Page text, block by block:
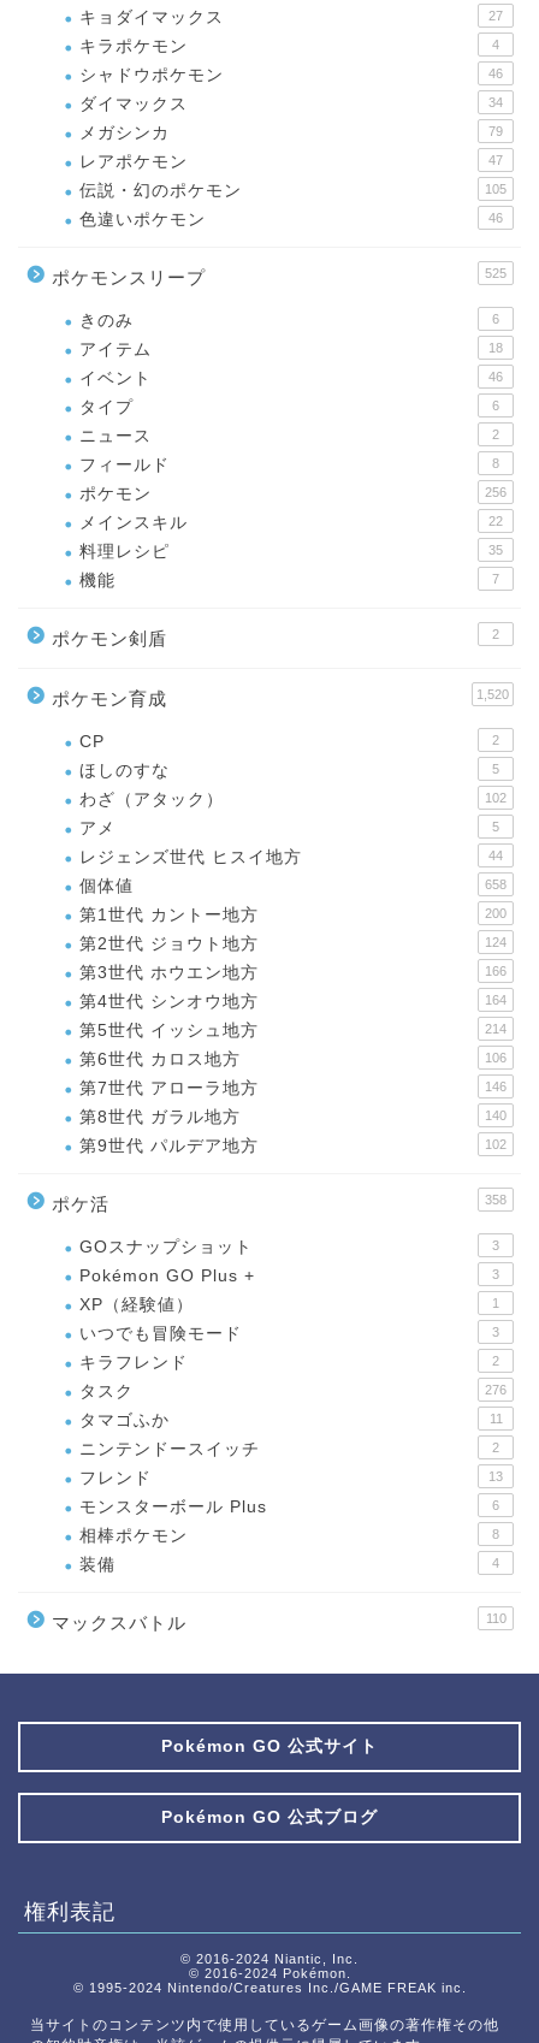
キョダイマックス 27
キラポケモン 4
シャドウポケモン 46
ダイマックス 34
メガシンカ 79
レアポケモン 47
伝説・幻のポケモン 105
色違いポケモン 46
ポケモンスリープ 525
きのみ 6
アイテム 18
イベント 46
タイプ 6
ニュース 2
フィールド 8
ポケモン 256
メインスキル 22
料理レシピ 35
機能 7
ポケモン剣盾 2
ポケモン育成 1,520
CP 2
ほしのすな 5
わざ（アタック） 102
アメ 5
レジェンズ世代 ヒスイ地方 44
個体値 658
第1世代 カントー地方 200
第2世代 ジョウト地方 124
第3世代 ホウエン地方 166
第4世代 シンオウ地方 164
第5世代 イッシュ地方 214
第6世代 カロス地方 106
第7世代 アローラ地方 146
第8世代 ガラル地方 140
第9世代 パルデア地方 102
ポケ活 358
GOスナップショット 3
Pokémon GO Plus + 3
XP（経験値） 1
いつでも冒険モード 3
キラフレンド 2
タスク 276
タマゴふか 11
ニンテンドースイッチ 2
フレンド 13
モンスターボール Plus 6
相棒ポケモン 8
装備 4
マックスバトル 110
Pokémon GO 公式サイト
Pokémon GO 公式ブログ
権利表記
© 2016-2024 Niantic, Inc.
© 2016-2024 Pokémon.
© 1995-2024 Nintendo/Creatures Inc./GAME FREAK inc.
当サイトのコンテンツ内で使用しているゲーム画像の著作権その他